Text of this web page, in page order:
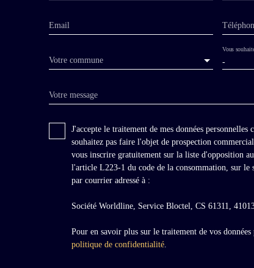
Email
Votre commune -
Vous
Votre message
J'accepte le traitement de mes données
souhaitez pas faire l'objet de prospection
vous inscrire gratuitement sur la liste d'opposition
l'article L223-1 du code de la consommation, sur
par courrier adressé à :
Société Worldline, Service Bloctel, CS 61311,
Pour en savoir plus sur le traitement de vos
politique de confidentialité